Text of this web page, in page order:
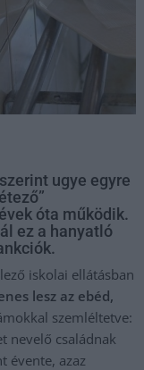
ugye egyre
óta működik.
ez a hanyatló
iskolai ellátásban
lesz az ebéd,
szemléltetve:
nevelő családnak
évente, azaz